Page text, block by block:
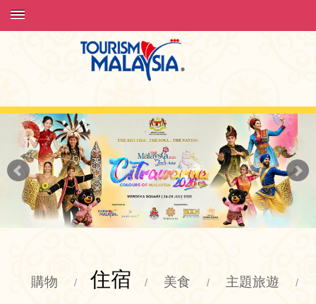
購物 / 住宿 / 美食 / 主題旅遊 /